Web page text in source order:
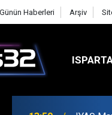
Günün Haberleri Arşiv